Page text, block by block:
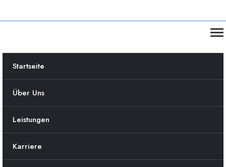
Startseite
Über Uns
Leistungen
Karriere